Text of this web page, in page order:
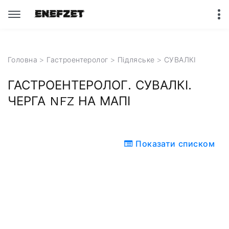
Головна > Гастроентеролог > Підляське > СУВАЛКІ
ГАСТРОЕНТЕРОЛОГ. СУВАЛКІ.
ЧЕРГА NFZ НА МАПІ
Показати списком